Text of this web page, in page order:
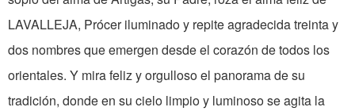
LAVALLEJA, Prócer iluminado y repite agradecida treinta y
dos nombres que emergen desde el corazón de todos los
orientales. Y mira feliz y orgulloso el panorama de su
tradición, donde en su cielo limpio y luminoso se agita la